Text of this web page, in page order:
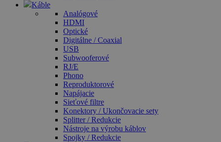
Káble
Analógové
HDMI
Optické
Digitálne / Coaxial
USB
Subwooferové
RJ/E
Phono
Reproduktorové
Napájacie
Sieťové filtre
Konektory / Ukončovacie sety
Splitter / Redukcie
Nástroje na výrobu káblov
Spojky / Redukcie